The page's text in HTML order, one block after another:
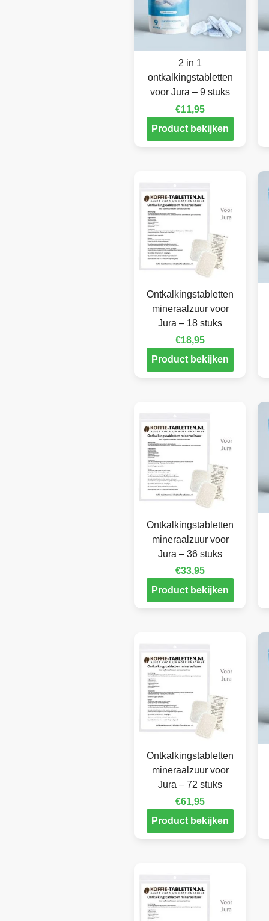
2 in 1
ontkalkingstabletten
voor Jura – 9 stuks
€11,95
Product bekijken
Ontkalkingstabletten
mineraalzuur voor
Jura – 18 stuks
€18,95
Product bekijken
Ontkalkingstabletten
mineraalzuur voor
Jura – 36 stuks
€33,95
Product bekijken
Ontkalkingstabletten
mineraalzuur voor
Jura – 72 stuks
€61,95
Product bekijken